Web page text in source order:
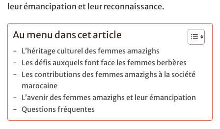
leur émancipation et leur reconnaissance.
Au menu dans cet article
L’héritage culturel des femmes amazighs
Les défis auxquels font face les femmes berbères
Les contributions des femmes amazighs à la société
marocaine
L’avenir des femmes amazighs et leur émancipation
Questions fréquentes